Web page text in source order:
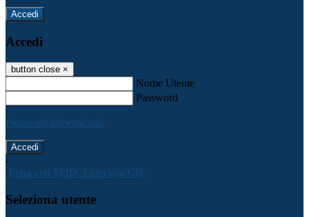
Accedi
Accedi
button close ×
Nome Utente
Password
Password dimenticata?
-
Entra con SPID Entra con CIE
Seleziona utente